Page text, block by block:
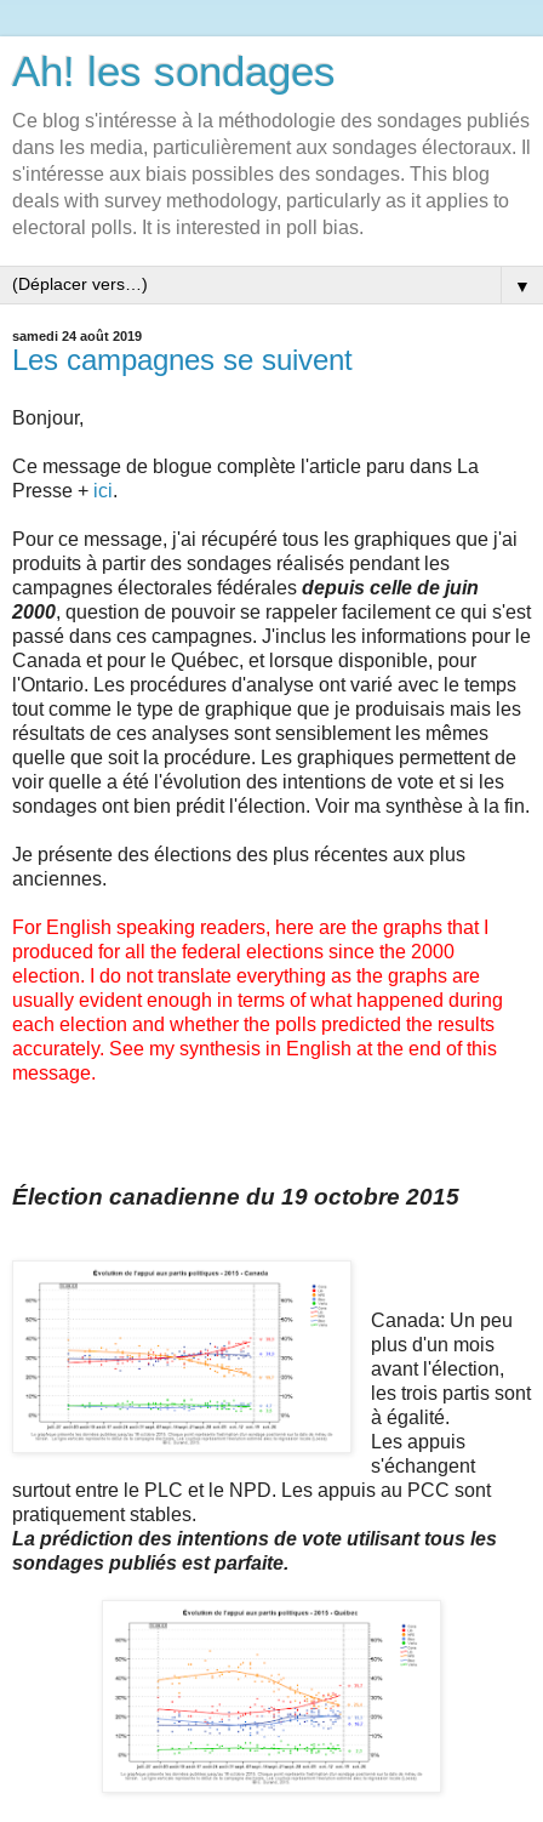
Ah! les sondages
Ce blog s'intéresse à la méthodologie des sondages publiés
dans les media, particulièrement aux sondages électoraux. Il
s'intéresse aux biais possibles des sondages. This blog
deals with survey methodology, particularly as it applies to
electoral polls. It is interested in poll bias.
▼
samedi 24 août 2019
Les campagnes se suivent
Bonjour,
Ce message de blogue complète l'article paru dans La
Presse + ici.
Pour ce message, j'ai récupéré tous les graphiques que j'ai
produits à partir des sondages réalisés pendant les
campagnes électorales fédérales depuis celle de juin
2000, question de pouvoir se rappeler facilement ce qui s'est
passé dans ces campagnes. J'inclus les informations pour le
Canada et pour le Québec, et lorsque disponible, pour
l'Ontario. Les procédures d'analyse ont varié avec le temps
tout comme le type de graphique que je produisais mais les
résultats de ces analyses sont sensiblement les mêmes
quelle que soit la procédure. Les graphiques permettent de
voir quelle a été l'évolution des intentions de vote et si les
sondages ont bien prédit l'élection. Voir ma synthèse à la fin.
Je présente des élections des plus récentes aux plus
anciennes.
For English speaking readers, here are the graphs that I
produced for all the federal elections since the 2000
election. I do not translate everything as the graphs are
usually evident enough in terms of what happened during
each election and whether the polls predicted the results
accurately. See my synthesis in English at the end of this
message.
Élection canadienne du 19 octobre 2015
Canada: Un peu
plus d'un mois
avant l'élection,
les trois partis sont
à égalité.
Les appuis
s'échangent
surtout entre le PLC et le NPD. Les appuis au PCC sont
pratiquement stables.
La prédiction des intentions de vote utilisant tous les
sondages publiés est parfaite.